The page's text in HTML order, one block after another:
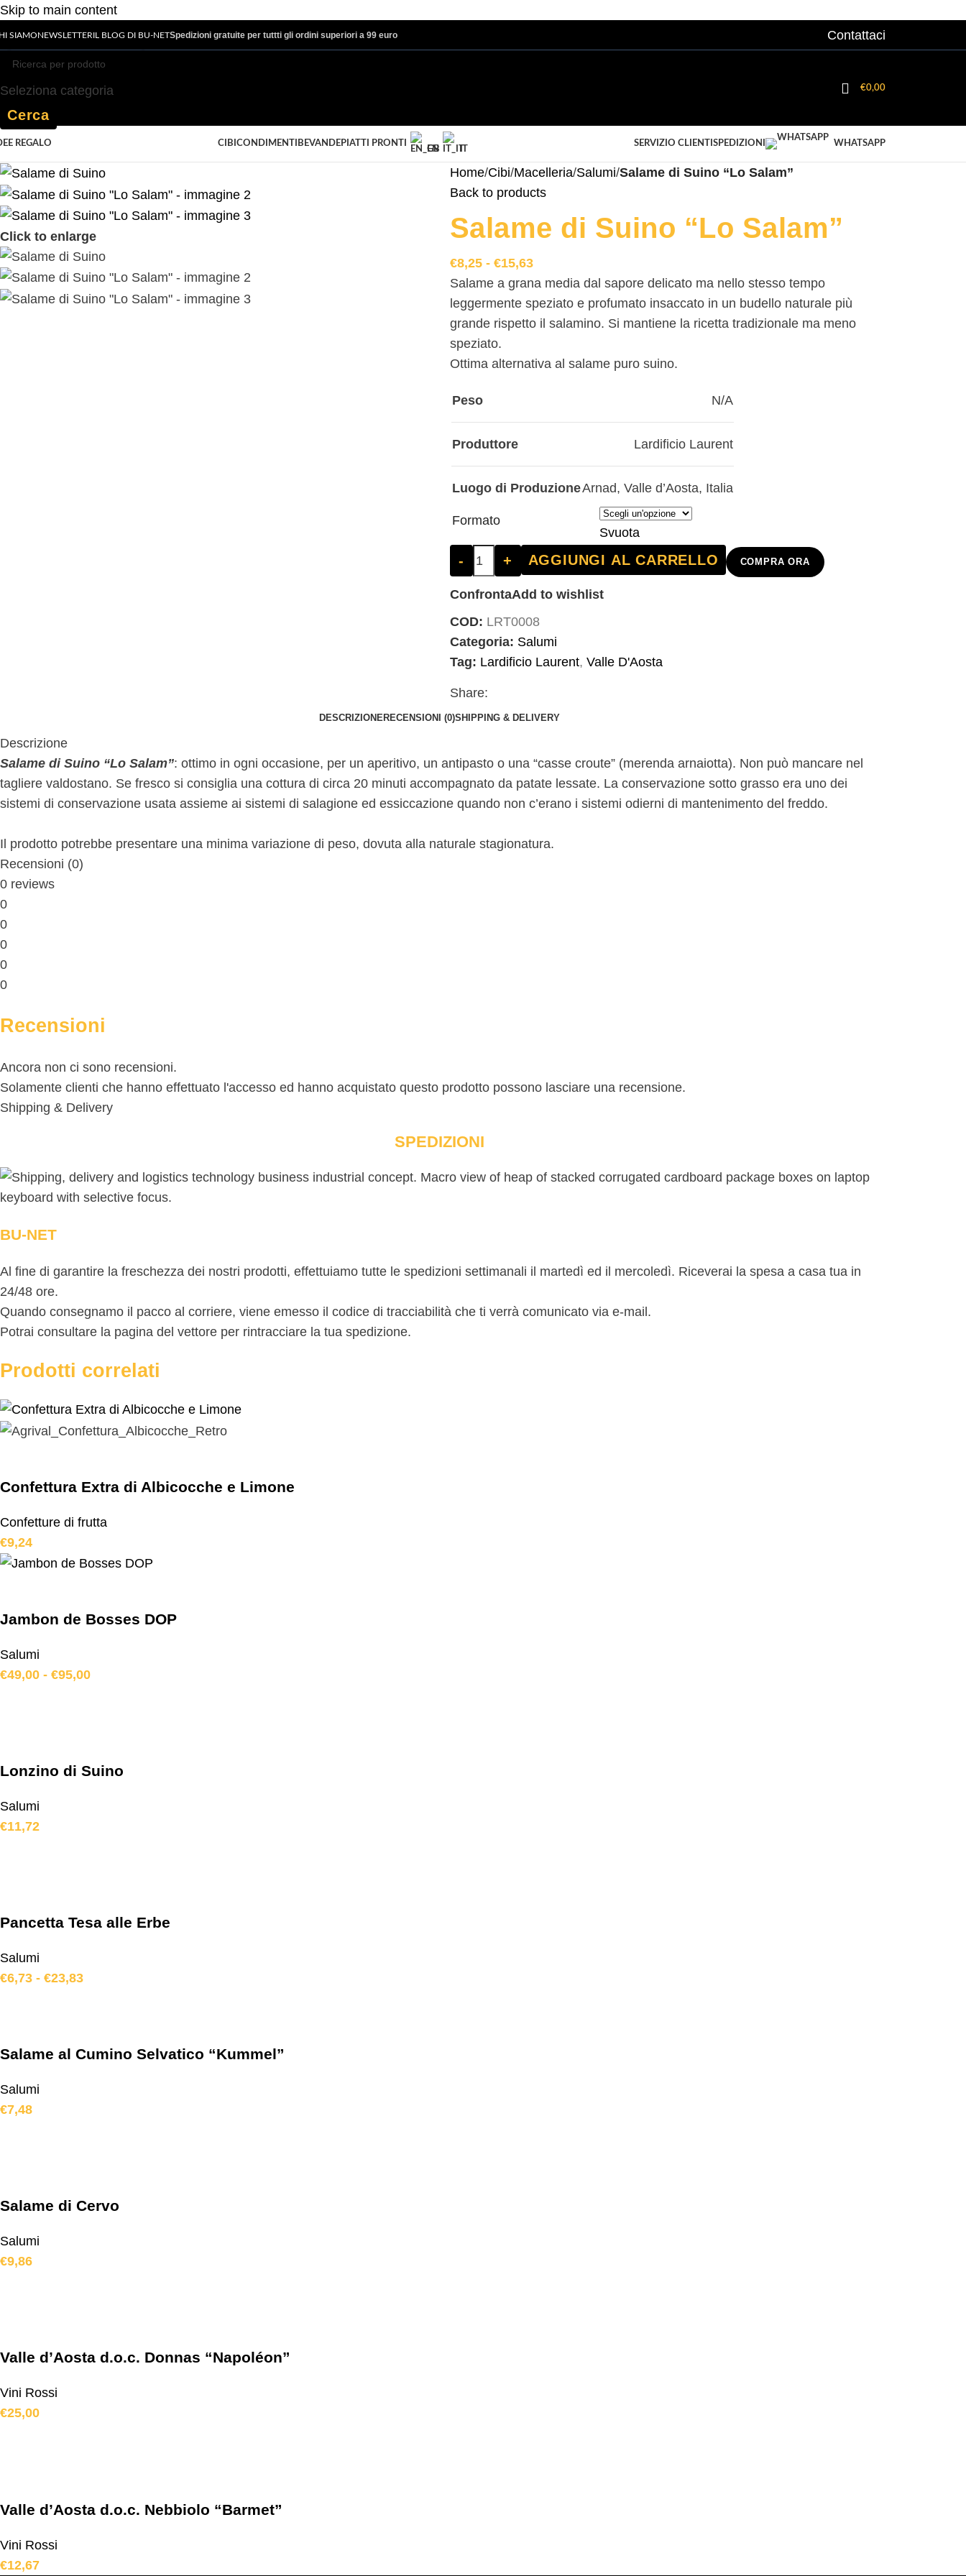
Skip to main content
SIAMONEWSLETTERIL BLOG DI BU-NETSpedizioni gratuite per tuttti gli ordini superiori a 99 euro Contattaci
Seleziona categoria
Cerca
€0,00
REGALO CIBI CONDIMENTI BEVANDEPIATTI PRONTI
EN IT
SERVIZIO CLIENTI SPEDIZIONI WHATSAPP
Click to enlarge
Home/Cibi/Macelleria/Salumi/Salame di Suino “Lo Salam”
Back to products
Salame di Suino “Lo Salam”
€8,25 - €15,63
Salame a grana media dal sapore delicato ma nello stesso tempo
leggermente speziato e profumato insaccato in un budello naturale più
grande rispetto il salamino. Si mantiene la ricetta tradizionale ma meno
speziato.
Ottima alternativa al salame puro suino.
Peso N/A
Produttore Lardificio Laurent
Luogo di ProduzioneArnad, Valle d’Aosta, Italia
Formato
Svuota
- + AGGIUNGI AL CARRELLO COMPRA ORA
ConfrontaAdd to wishlist
COD: LRT0008
Categoria: Salumi
Tag: Lardificio Laurent, Valle D'Aosta
Share:
DESCRIZIONERECENSIONI (0)SHIPPING & DELIVERY
Descrizione
Salame di Suino “Lo Salam”: ottimo in ogni occasione, per un aperitivo, un antipasto o una “casse croute” (merenda arnaiotta). Non può mancare nel
tagliere valdostano. Se fresco si consiglia una cottura di circa 20 minuti accompagnato da patate lessate. La conservazione sotto grasso era uno dei
sistemi di conservazione usata assieme ai sistemi di salagione ed essiccazione quando non c’erano i sistemi odierni di mantenimento del freddo.
Il prodotto potrebbe presentare una minima variazione di peso, dovuta alla naturale stagionatura.
Recensioni (0)
0 reviews
0
0
0
0
0
Recensioni
Ancora non ci sono recensioni.
Solamente clienti che hanno effettuato l'accesso ed hanno acquistato questo prodotto possono lasciare una recensione.
Shipping & Delivery
SPEDIZIONI
BU-NET
Al fine di garantire la freschezza dei nostri prodotti, effettuiamo tutte le spedizioni settimanali il martedì ed il mercoledì. Riceverai la spesa a casa tua in
24/48 ore.
Quando consegnamo il pacco al corriere, viene emesso il codice di tracciabilità che ti verrà comunicato via e-mail.
Potrai consultare la pagina del vettore per rintracciare la tua spedizione.
Prodotti correlati
Confettura Extra di Albicocche e Limone
Confetture di frutta
€9,24
Jambon de Bosses DOP
Salumi
€49,00 - €95,00
Lonzino di Suino
Salumi
€11,72
Pancetta Tesa alle Erbe
Salumi
€6,73 - €23,83
Salame al Cumino Selvatico “Kummel”
Salumi
€7,48
Salame di Cervo
Salumi
€9,86
Valle d’Aosta d.o.c. Donnas “Napoléon”
Vini Rossi
€25,00
Valle d’Aosta d.o.c. Nebbiolo “Barmet”
Vini Rossi
€12,67